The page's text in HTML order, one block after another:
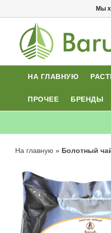
НА ГЛАВНУЮ
ПРОЧЕЕ БРЕНДЫ
На главную » Болотный
Мы